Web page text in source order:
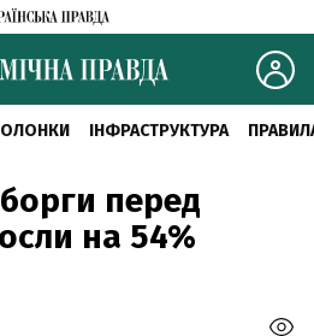
ІНФРАСТРУКТУРА
перед
на 54%